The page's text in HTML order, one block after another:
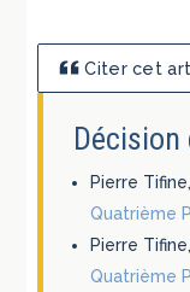
Citer cet
Décision
Pierre Tifine,
Quatrième
Pierre Tifine,
Quatrième